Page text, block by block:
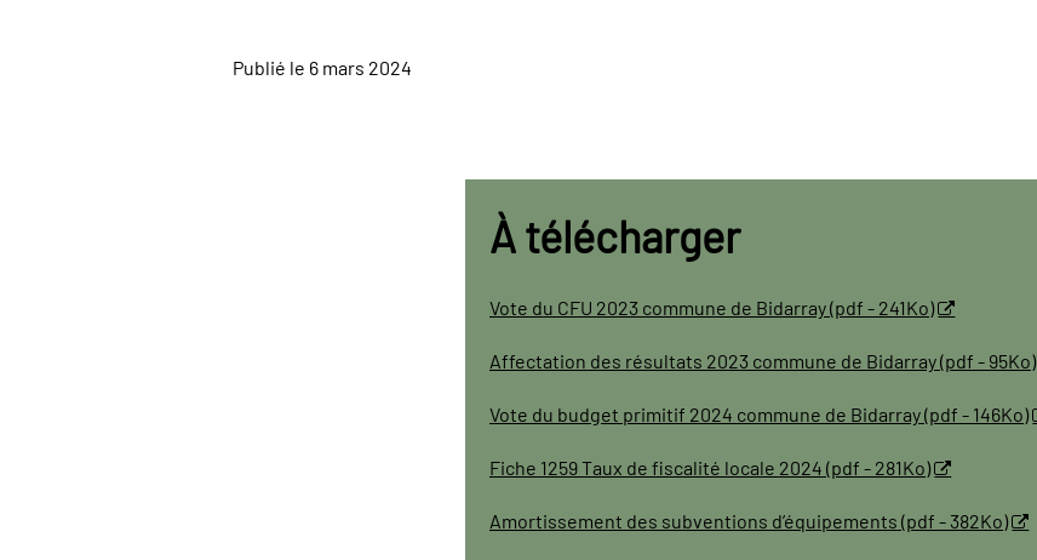
Publié le 6 mars 2024
À télécharger
Vote du CFU 2023 commune de Bidarray (pdf - 241Ko)
Affectation des résultats 2023 commune de Bidarray (pdf - 95Ko)
Vote du budget primitif 2024 commune de Bidarray (pdf - 146Ko)
Fiche 1259 Taux de fiscalité locale 2024 (pdf - 281Ko)
Amortissement des subventions d’équipements (pdf - 382Ko)